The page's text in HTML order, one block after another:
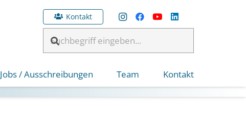
Kontakt
Jobs / Ausschreibungen Team Kontakt